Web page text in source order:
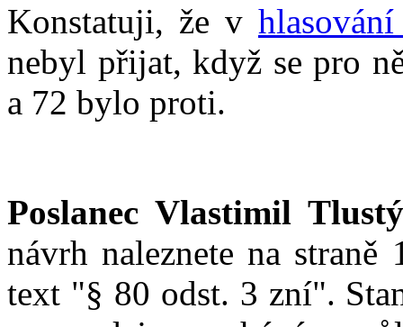
Konstatuji, že v
nebyl přijat, když se pro
a 72 bylo proti.
Poslanec Vlastimil
návrh naleznete na
text "§ 80 odst. 3 zní".